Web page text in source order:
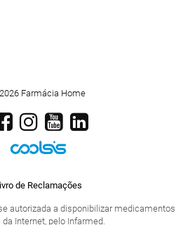
Farmácia Home
de Reclamações
autorizada a disponibilizar medicamentos
da Internet, pelo Infarmed.